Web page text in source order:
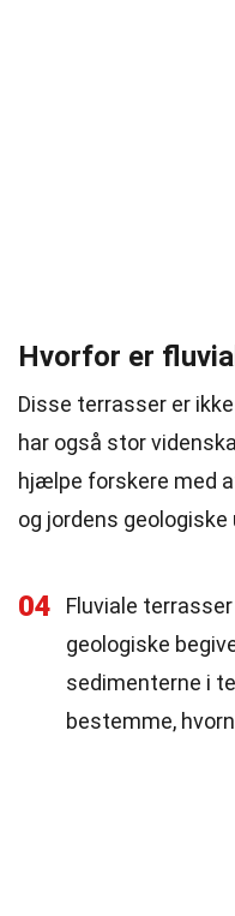
Hvorfor er
Disse terrasser er
har også stor
hjælpe forskere med
og jordens geologiske
04
Fluviale
geologiske
sedimenterne i
bestemme,